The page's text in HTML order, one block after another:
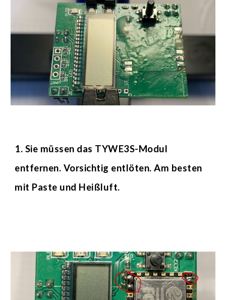
1. Sie müssen das TYWE3S-Modul
entfernen. Vorsichtig entlöten. Am besten
mit Paste und Heißluft.